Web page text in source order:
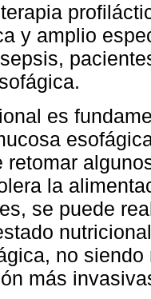
y amplio
es
retomar
la
se puede
no
más